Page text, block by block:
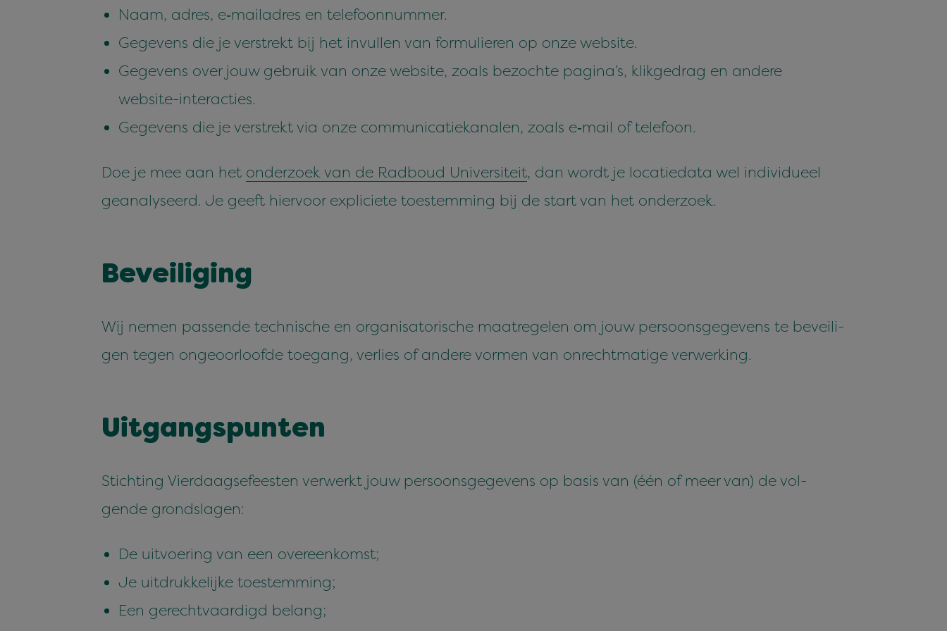
Naam, adres, e‑mailadres en telefoonnummer.
Gegevens die je ver­strekt bij het invullen van for­mulieren op onze website.
Gegevens over jouw gebruik van onze web­site, zoals bezochte pag­i­na’s, klikge­drag en andere
website-interacties.
Gegevens die je ver­strekt via onze com­mu­ni­catiekanalen, zoals e‑mail of telefoon.
Doe je mee aan het onder­zoek van de Rad­boud Uni­ver­siteit, dan wordt je locatieda­ta wel indi­vidueel
geanaly­seerd. Je geeft hier­voor expli­ci­ete toestem­ming bij de start van het onderzoek.
Beveilig­ing
Wij nemen passende tech­nis­che en organ­isatorische maa­trege­len om jouw per­soon­s­gegevens te beveili­
gen tegen ongeoor­loofde toe­gang, ver­lies of andere vor­men van onrecht­matige verwerking.
Uit­gangspun­ten
Sticht­ing Vier­daagse­feesten ver­w­erkt jouw per­soon­s­gegevens op basis van (één of meer van) de vol­
gende grondslagen:
De uitvo­er­ing van een overeenkomst;
Je uit­drukke­lijke toestemming;
Een gerecht­vaardigd belang;